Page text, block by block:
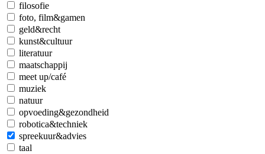
filosofie
foto, film&gamen
geld&recht
kunst&cultuur
literatuur
maatschappij
meet up/café
muziek
natuur
opvoeding&gezondheid
robotica&techniek
spreekuur&advies
taal